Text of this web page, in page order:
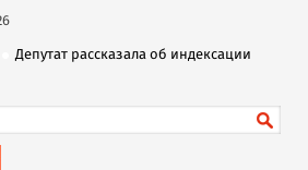
Депутат рассказала об индексации